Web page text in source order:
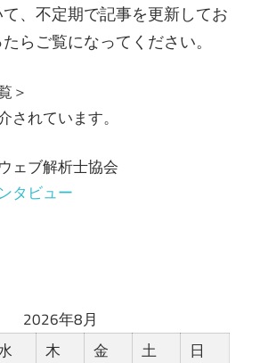
、不定期で記事を更新してお
らご覧になってください。
＞
されています。
ェブ解析士協会
タビュー
2026年8月
木 金 土 日